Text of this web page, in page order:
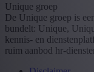
Unique groep
De Unique groep is
bundelt: Unique,
kennis- en
ruim aanbod hr-